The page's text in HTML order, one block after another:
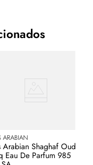
ARABIAN
Arabian Shaghaf Oud
Eau De Parfum 985